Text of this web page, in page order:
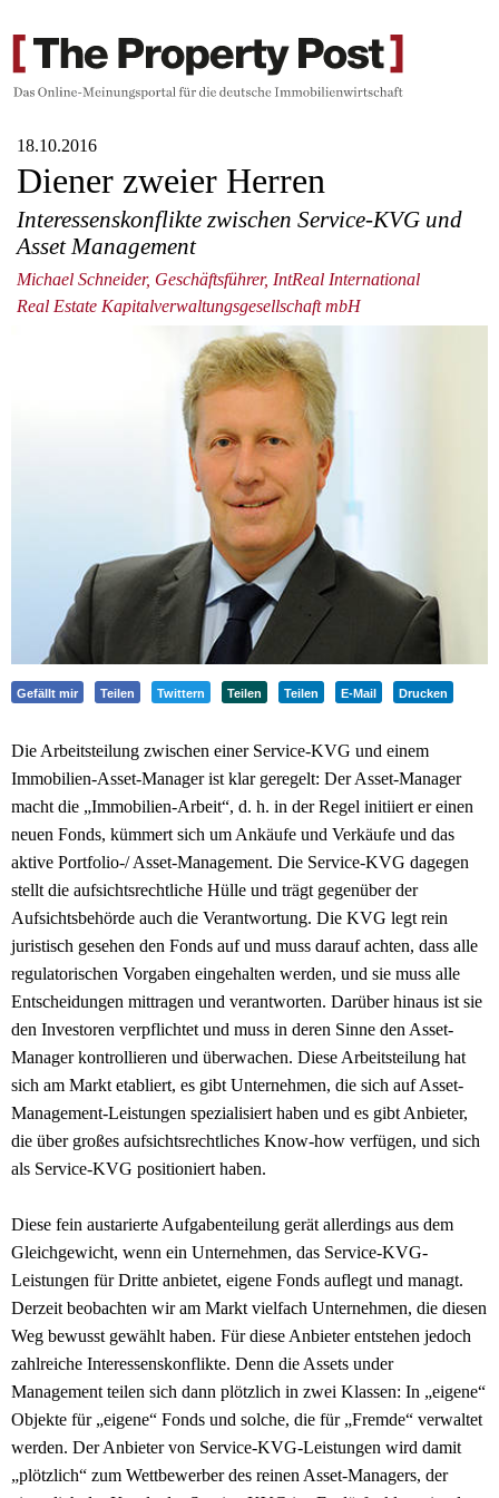
18.10.2016
Diener zweier Herren
Interessenskonflikte zwischen Service-KVG und
Asset Management
Michael Schneider, Geschäftsführer, IntReal International
Real Estate Kapitalverwaltungsgesellschaft mbH
Gefällt mir Teilen Twittern Teilen Teilen E-Mail Drucken
Die Arbeitsteilung zwischen einer Service-KVG und einem
Immobilien-Asset-Manager ist klar geregelt: Der Asset-Manager
macht die „Immobilien-Arbeit“, d. h. in der Regel initiiert er einen
neuen Fonds, kümmert sich um Ankäufe und Verkäufe und das
aktive Portfolio-/ Asset-Management. Die Service-KVG dagegen
stellt die aufsichtsrechtliche Hülle und trägt gegenüber der
Aufsichtsbehörde auch die Verantwortung. Die KVG legt rein
juristisch gesehen den Fonds auf und muss darauf achten, dass alle
regulatorischen Vorgaben eingehalten werden, und sie muss alle
Entscheidungen mittragen und verantworten. Darüber hinaus ist sie
den Investoren verpflichtet und muss in deren Sinne den Asset-
Manager kontrollieren und überwachen. Diese Arbeitsteilung hat
sich am Markt etabliert, es gibt Unternehmen, die sich auf Asset-
Management-Leistungen spezialisiert haben und es gibt Anbieter,
die über großes aufsichtsrechtliches Know-how verfügen, und sich
als Service-KVG positioniert haben.
Diese fein austarierte Aufgabenteilung gerät allerdings aus dem
Gleichgewicht, wenn ein Unternehmen, das Service-KVG-
Leistungen für Dritte anbietet, eigene Fonds auflegt und managt.
Derzeit beobachten wir am Markt vielfach Unternehmen, die diesen
Weg bewusst gewählt haben. Für diese Anbieter entstehen jedoch
zahlreiche Interessenskonflikte. Denn die Assets under
Management teilen sich dann plötzlich in zwei Klassen: In „eigene“
Objekte für „eigene“ Fonds und solche, die für „Fremde“ verwaltet
werden. Der Anbieter von Service-KVG-Leistungen wird damit
„plötzlich“ zum Wettbewerber des reinen Asset-Managers, der